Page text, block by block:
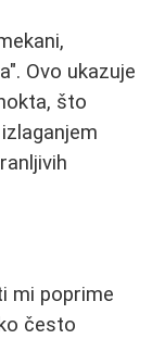
Ovo ukazuje
što
mi poprime
često